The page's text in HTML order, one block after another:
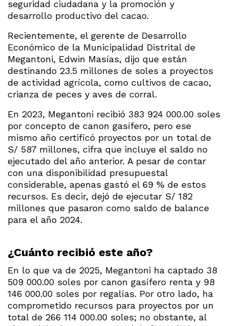
seguridad ciudadana y la promoción y
desarrollo productivo del cacao.
Recientemente, el gerente de Desarrollo
Económico de la Municipalidad Distrital de
Megantoni, Edwin Masías, dijo que están
destinando 23.5 millones de soles a proyectos
de actividad agrícola, como cultivos de cacao,
crianza de peces y aves de corral.
En 2023, Megantoni recibió 383 924 000.00 soles
por concepto de canon gasífero, pero ese
mismo año certificó proyectos por un total de
S/ 587 millones, cifra que incluye el saldo no
ejecutado del año anterior. A pesar de contar
con una disponibilidad presupuestal
considerable, apenas gastó el 69 % de estos
recursos. Es decir, dejó de ejecutar S/ 182
millones que pasaron como saldo de balance
para el año 2024.
¿Cuánto recibió este año?
En lo que va de 2025, Megantoni ha captado 38
509 000.00 soles por canon gasífero renta y 98
146 000.00 soles por regalías. Por otro lado, ha
comprometido recursos para proyectos por un
total de 266 114 000.00 soles; no obstante, al